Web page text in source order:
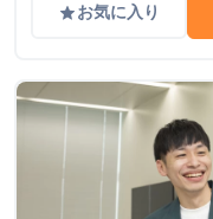
gradeお気に入り